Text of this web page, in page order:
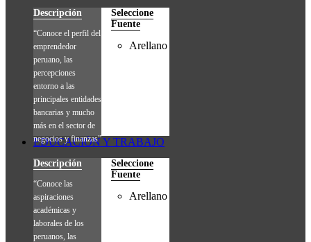
Descripción
“Conoce el perfil del
emprendedor
peruano, las
percepciones
entorno a las
principales entidades
bancarias y mucho
más en el sector de
negocios y finanzas”
Seleccione
Fuente
Arellano
EDUCACIÓN Y TRABAJO
Descripción
“Conoce las
aspiraciones
académicas y
laborales de los
peruanos, las
Seleccione
Fuente
Arellano